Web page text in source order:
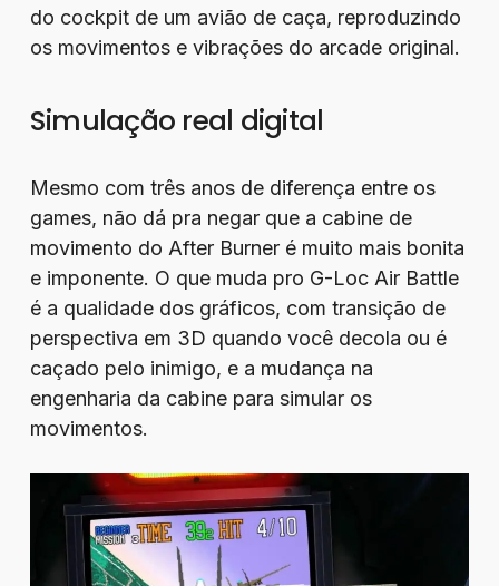
do cockpit de um avião de caça, reproduzindo
os movimentos e vibrações do arcade original.
Simulação real digital
Mesmo com três anos de diferença entre os
games, não dá pra negar que a cabine de
movimento do After Burner é muito mais bonita
e imponente. O que muda pro G-Loc Air Battle
é a qualidade dos gráficos, com transição de
perspectiva em 3D quando você decola ou é
caçado pelo inimigo, e a mudança na
engenharia da cabine para simular os
movimentos.